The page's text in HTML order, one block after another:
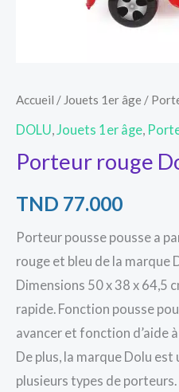
Accueil / Jouets 1er âge /
DOLU Jouets 1er âge
Porteur rouge
TND 77.000
Porteur pousse pousse a
rouge et bleu de la marque
Dimensions 50 x 38 x 64,5
rapide. Fonction pousse
avancer et fonction d’aide
De plus, la marque Dolu
plusieurs types de